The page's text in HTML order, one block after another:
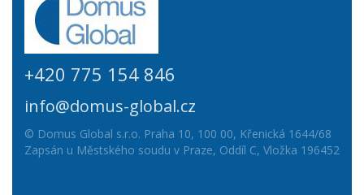
+420 775 154 846
info@domus-global.cz
© Domus Global s.r.o. Praha 10, 100 00, Křenická 1644/68
Zapsán u Městského soudu v Praze, Oddíl C, Vložka 196452